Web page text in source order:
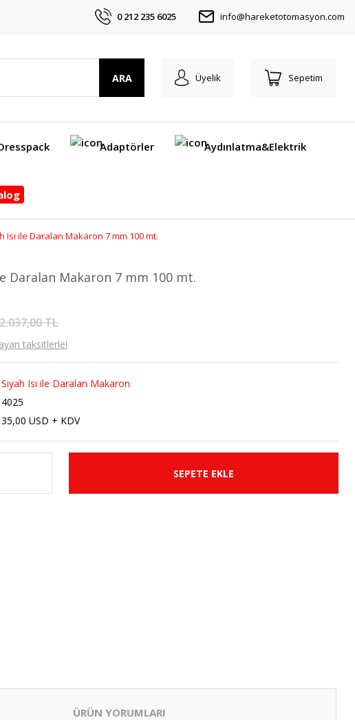
0 212 235 6025 info@hareketotomasyon.com
ARA Üyelik Sepetim
Adaptörler Aydınlatma&Elektrik
Isı ile Daralan Makaron 7 mm 100 mt.
Daralan Makaron 7 mm 100 mt.
2.037,00 TL
taksitlerle!
Siyah Isı ile Daralan Makaron
4025
35,00 USD + KDV
SEPETE EKLE
ÜRÜN YORUMLARI